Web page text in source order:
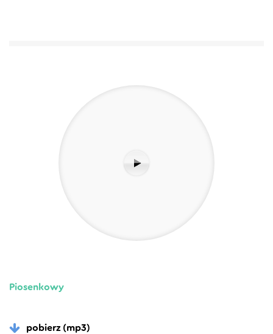
Piosenkowy
pobierz (mp3)